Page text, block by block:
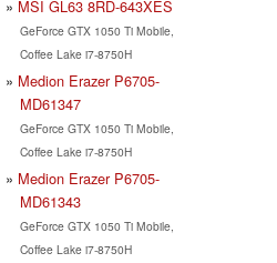
MSI GL63 8RD-643XES
GeForce GTX 1050 Ti Mobile,
Coffee Lake i7-8750H
Medion Erazer P6705-
MD61347
GeForce GTX 1050 Ti Mobile,
Coffee Lake i7-8750H
Medion Erazer P6705-
MD61343
GeForce GTX 1050 Ti Mobile,
Coffee Lake i7-8750H